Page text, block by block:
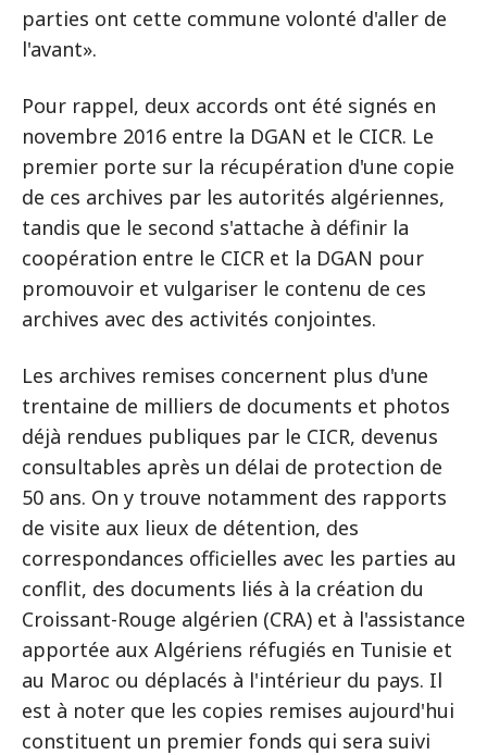
parties ont cette commune volonté d'aller de
l'avant».
Pour rappel, deux accords ont été signés en
novembre 2016 entre la DGAN et le CICR. Le
premier porte sur la récupération d'une copie
de ces archives par les autorités algériennes,
tandis que le second s'attache à définir la
coopération entre le CICR et la DGAN pour
promouvoir et vulgariser le contenu de ces
archives avec des activités conjointes.
Les archives remises concernent plus d'une
trentaine de milliers de documents et photos
déjà rendues publiques par le CICR, devenus
consultables après un délai de protection de
50 ans. On y trouve notamment des rapports
de visite aux lieux de détention, des
correspondances officielles avec les parties au
conflit, des documents liés à la création du
Croissant-Rouge algérien (CRA) et à l'assistance
apportée aux Algériens réfugiés en Tunisie et
au Maroc ou déplacés à l'intérieur du pays. Il
est à noter que les copies remises aujourd'hui
constituent un premier fonds qui sera suivi